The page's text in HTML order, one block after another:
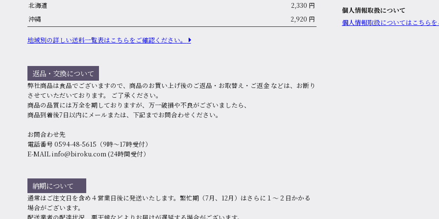
北海道
2,330 円
沖縄
2,920 円
地域別の詳しい送料⼀覧表はこちらをご確認ください。
返品・交換について
弊社商品は食品でございますので、商品のお買い上げ後のご返品・お取替え・ご返金 などは、お断り
させていただいております。 ご了承ください。
商品の品質には万全を期しておりますが、万⼀破損や不良がございましたら、
商品到着後7⽇以内にメールまたは、下記までお問合わせください。
お問合わせ先
電話番号 0594-48-5615（9時〜17時受付）
E-MAIL info@biroku.com (24時間受付）
納期について
通常はご注文日を含め４営業日後に発送いたします。繁忙期（7月、12月）はさらに１～２日かかる
場合がございます。
個人情報取扱について
個⼈情報取扱についてはこちらを